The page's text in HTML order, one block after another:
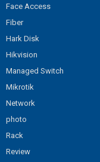
Face Access
Fiber
Hark Disk
Hikvision
Managed Switch
Mikrotik
Network
photo
Rack
Review